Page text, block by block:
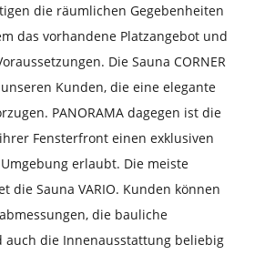
die räumlichen Gegebenheiten
das vorhandene Platzangebot und
Die Sauna CORNER
Kunden, die eine elegante
PANORAMA dagegen ist die
Fensterfront einen exklusiven
erlaubt. Die meiste
die Sauna VARIO. Kunden können
die bauliche
auch die Innenausstattung beliebig